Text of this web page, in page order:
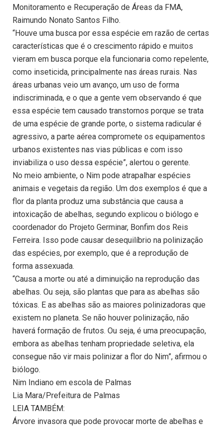
Monitoramento e Recuperação de Áreas da FMA,
Raimundo Nonato Santos Filho.
“Houve uma busca por essa espécie em razão de certas
características que é o crescimento rápido e muitos
vieram em busca porque ela funcionaria como repelente,
como inseticida, principalmente nas áreas rurais. Nas
áreas urbanas veio um avanço, um uso de forma
indiscriminada, e o que a gente vem observando é que
essa espécie tem causado transtornos porque se trata
de uma espécie de grande porte, o sistema radicular é
agressivo, a parte aérea compromete os equipamentos
urbanos existentes nas vias públicas e com isso
inviabiliza o uso dessa espécie”, alertou o gerente.
No meio ambiente, o Nim pode atrapalhar espécies
animais e vegetais da região. Um dos exemplos é que a
flor da planta produz uma substância que causa a
intoxicação de abelhas, segundo explicou o biólogo e
coordenador do Projeto Germinar, Bonfim dos Reis
Ferreira. Isso pode causar desequilíbrio na polinização
das espécies, por exemplo, que é a reprodução de
forma assexuada.
“Causa a morte ou até a diminuição na reprodução das
abelhas. Ou seja, são plantas que para as abelhas são
tóxicas. E as abelhas são as maiores polinizadoras que
existem no planeta. Se não houver polinização, não
haverá formação de frutos. Ou seja, é uma preocupação,
embora as abelhas tenham propriedade seletiva, ela
consegue não vir mais polinizar a flor do Nim”, afirmou o
biólogo.
Nim Indiano em escola de Palmas
Lia Mara/Prefeitura de Palmas
LEIA TAMBÉM:
Árvore invasora que pode provocar morte de abelhas e